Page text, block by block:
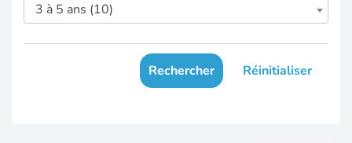
3 à 5 ans (10)
Rechercher Réinitialiser